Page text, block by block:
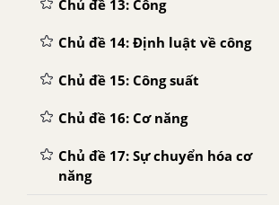
Chủ đề 13: Công
Chủ đề 14: Định luật về công
Chủ đề 15: Công suất
Chủ đề 16: Cơ năng
Chủ đề 17: Sự chuyển hóa cơ
năng